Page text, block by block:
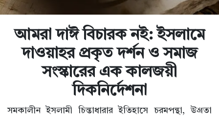
আমরা দাঈ বিচারক নই: ইসলামে
দাওয়াহর প্রকৃত দর্শন ও সমাজ
সংস্কারের এক কালজয়ী
দিকনির্দেশনা
সমকালীন ইসলামী চিন্তাধারার ইতিহাসে চরমপন্থা, উগ্রতা